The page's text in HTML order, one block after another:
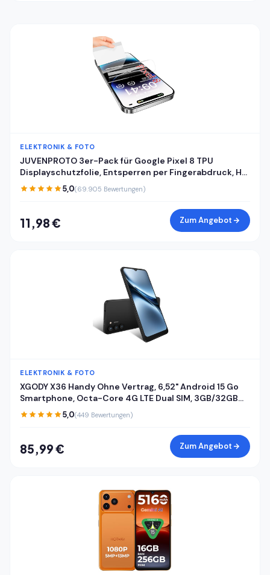
ELEKTRONIK & FOTO
JUVENPROTO 3er-Pack für Google Pixel 8 TPU
Displayschutzfolie, Entsperren per Fingerabdruck, HD,
kratzfest, blasenfrei, ultradünn, einfache Installation
für Pixel 8
5,0(69.905 Bewertungen)
11,98 € Zum Angebot
ELEKTRONIK & FOTO
XGODY X36 Handy Ohne Vertrag, 6,52" Android 15 Go
Smartphone, Octa-Core 4G LTE Dual SIM, 3GB/32GB
(256GB Erweiterbar), 4200mAh, 13MP+5MP Kamera,
Gesichtserkennung, USB-C, GPS, Schwarz
5,0(449 Bewertungen)
85,99 € Zum Angebot